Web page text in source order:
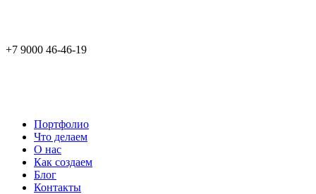
+7 9000 46-46-19
Портфолио
Что делаем
О нас
Как создаем
Блог
Контакты